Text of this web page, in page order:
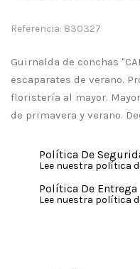
Referencia: 830327
Guirnalda de conchas
escaparates de verano.
floristería al mayor.
de primavera y verano.
Política De
Lee nuestra política
Política De Entrega
Lee nuestra política